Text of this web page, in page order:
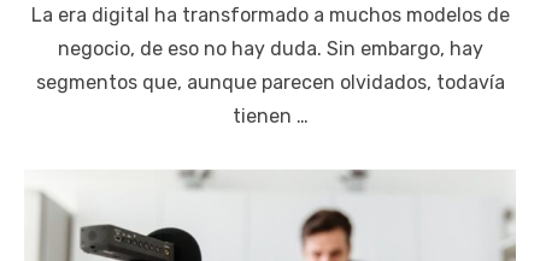
La era digital ha transformado a muchos modelos de
negocio, de eso no hay duda. Sin embargo, hay
segmentos que, aunque parecen olvidados, todavía
tienen …